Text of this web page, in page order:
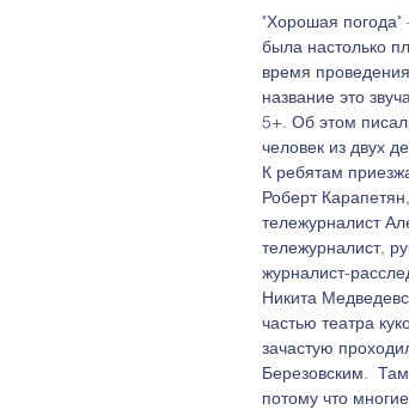
"Хорошая погода"
была настолько
время
название это
5+. Об этом
человек из двух
К ребятам
Роберт
тележурналист
тележурналист,
журналист-
Никита
частью театра
зачастую
Березовским.
потому что